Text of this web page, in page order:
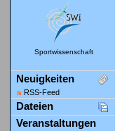
Sportwissenschaft
Neuigkeiten
RSS-Feed
Dateien
Veranstaltungen